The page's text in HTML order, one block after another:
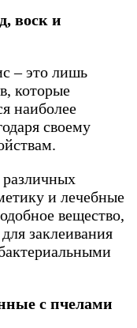
воск и
– это лишь
которые
наиболее
своему
и лечебные
вещество,
заклеивания
с пчелами